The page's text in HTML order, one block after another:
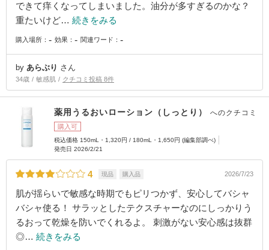
できて痒くなってしまいました。油分が多すぎるのかな？
重たいけど… 続きをみる
購入場所： - 効果： - 関連ワード： -
by あらぶり さん
34歳 敏感肌 クチコミ投稿 8件
薬用うるおいローション（しっとり） へのクチコミ
購入可
税込価格 150mL・1,320円 / 180mL・1,650円 (編集部調べ)
発売日 2026/2/21
4 現品 購入品 2026/7/23
肌が揺らいで敏感な時期でもピリつかず、安心してバシャ
バシャ使る！ サラッとしたテクスチャーなのにしっかりう
るおって乾燥を防いでくれるよ。 刺激がない安心感は抜群
◎… 続きをみる